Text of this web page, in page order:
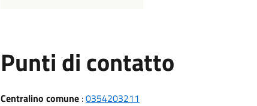
Punti di contatto
Centralino comune:0354203211